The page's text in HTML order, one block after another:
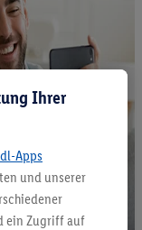
Ihrer
Apps
und unserer
ein Zugriff auf